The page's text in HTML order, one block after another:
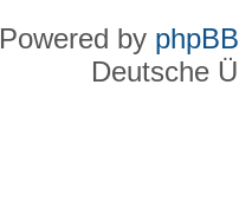
Powered by phpBB
Deutsche